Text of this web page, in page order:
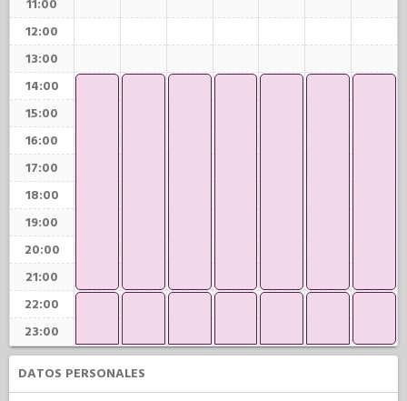
11:00
12:00
13:00
14:00
15:00
16:00
17:00
18:00
19:00
20:00
21:00
22:00
23:00
DATOS PERSONALES